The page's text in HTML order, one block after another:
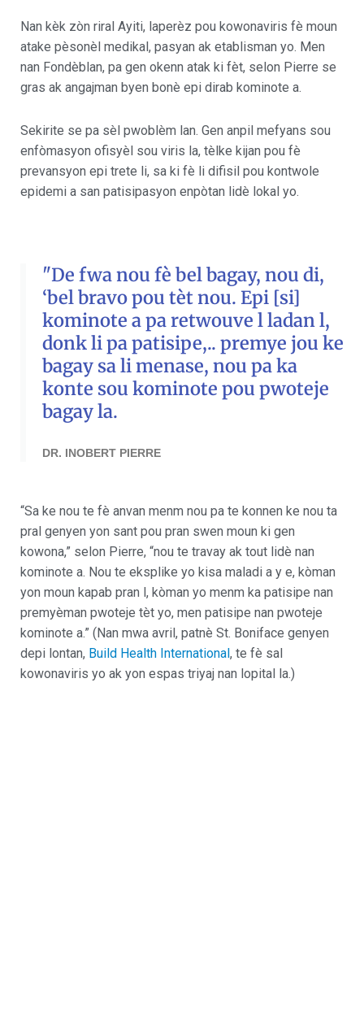
Nan kèk zòn riral Ayiti, laperèz pou kowonaviris fè moun
atake pèsonèl medikal, pasyan ak etablisman yo. Men
nan Fondèblan, pa gen okenn atak ki fèt, selon Pierre se
gras ak angajman byen bonè epi dirab kominote a.
Sekirite se pa sèl pwoblèm lan. Gen anpil mefyans sou
enfòmasyon ofisyèl sou viris la, tèlke kijan pou fè
prevansyon epi trete li, sa ki fè li difisil pou kontwole
epidemi a san patisipasyon enpòtan lidè lokal yo.
"De fwa nou fè bel bagay, nou di,
‘bel bravo pou tèt nou. Epi [si]
kominote a pa retwouve l ladan l,
donk li pa patisipe,.. premye jou ke
bagay sa li menase, nou pa ka
konte sou kominote pou pwoteje
bagay la.
DR. INOBERT PIERRE
“Sa ke nou te fè anvan menm nou pa te konnen ke nou ta
pral genyen yon sant pou pran swen moun ki gen
kowona,” selon Pierre, “nou te travay ak tout lidè nan
kominote a. Nou te eksplike yo kisa maladi a y e, kòman
yon moun kapab pran l, kòman yo menm ka patisipe nan
premyèman pwoteje tèt yo, men patisipe nan pwoteje
kominote a.” (Nan mwa avril, patnè St. Boniface genyen
depi lontan, Build Health International, te fè sal
kowonaviris yo ak yon espas triyaj nan lopital la.)